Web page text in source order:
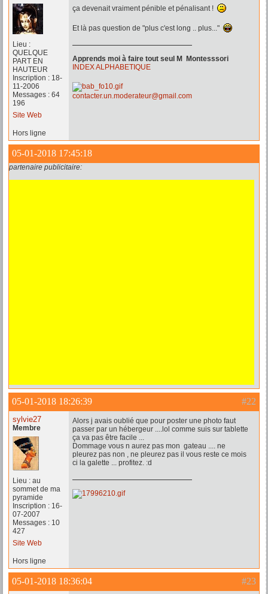
Lieu :
QUELQUE
PART EN
HAUTEUR
Inscription : 18-
11-2006
Messages : 64
196
Site Web
ça devenait vraiment pénible et pénalisant !
Et là pas question de "plus c'est long .. plus..."
Apprends moi à faire tout seul M Montesssori
INDEX ALPHABETIQUE
contacter.un.moderateur@gmail.com
Hors ligne
05-01-2018 17:45:18
partenaire publicitaire:
#22
05-01-2018 18:26:39
sylvie27
Membre
Lieu : au
sommet de ma
pyramide
Inscription : 16-
07-2007
Messages : 10
427
Site Web
Alors j avais oublié que pour poster une photo faut
passer par un hébergeur ....lol comme suis sur tablette
ça va pas être facile ...
Dommage vous n aurez pas mon gateau .... ne
pleurez pas non , ne pleurez pas il vous reste ce mois
ci la galette ... profitez. :d
Hors ligne
#23
05-01-2018 18:36:04